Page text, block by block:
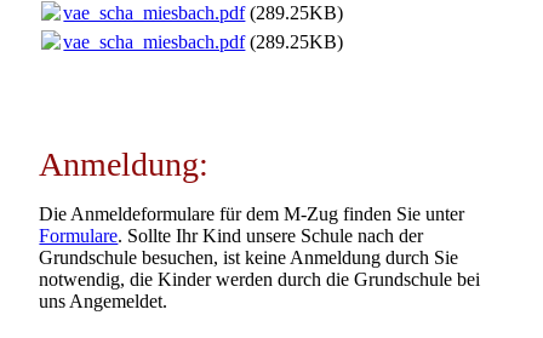
vae_scha_miesbach.pdf(289.25KB)
vae_scha_miesbach.pdf(289.25KB)
Anmeldung:
Die Anmeldeformulare für dem M-Zug finden Sie unter
Formulare. Sollte Ihr Kind unsere Schule nach der
Grundschule besuchen, ist keine Anmeldung durch Sie
notwendig, die Kinder werden durch die Grundschule bei
uns Angemeldet.